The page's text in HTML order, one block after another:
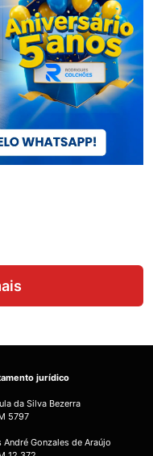
jurídico
da Silva Bezerra
5797
André Gonzales de Araújo